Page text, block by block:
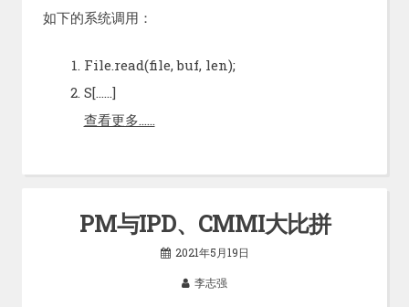
如下的系统调用：
File.read(file, buf, len);
S[……]
查看更多……
PM与IPD、CMMI大比拼
2021年5月19日
李志强